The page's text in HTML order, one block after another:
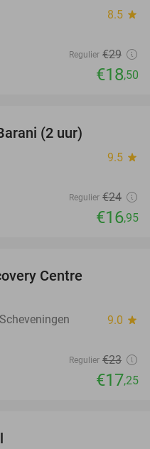
8.5 star
Regulier €29
€18,50
(2 uur)
9.5 star
Regulier €24
€16,95
Centre
9.0 star
Regulier €23
€17,25